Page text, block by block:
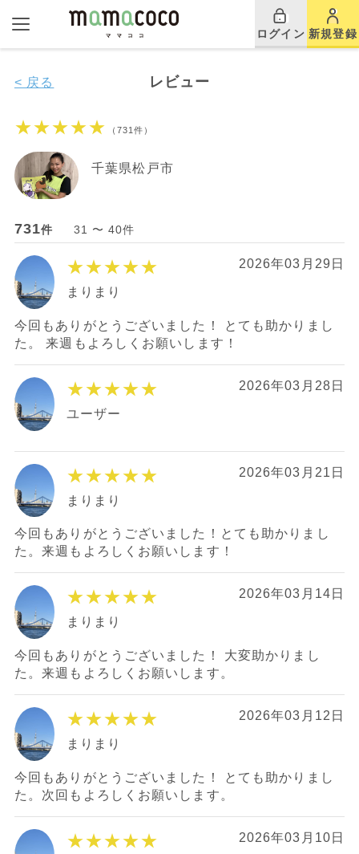
ログイン 新規登録
レビュー
< 戻る
★★★★★ （731件）
千葉県松戸市
731件 31 〜 40件
★★★★★ 2026年03月29日
まりまり
今回もありがとうございました！ とても助かりまし
た。 来週もよろしくお願いします！
★★★★★ 2026年03月28日
ユーザー
★★★★★ 2026年03月21日
まりまり
今回もありがとうございました！とても助かりまし
た。来週もよろしくお願いします！
★★★★★ 2026年03月14日
まりまり
今回もありがとうございました！ 大変助かりまし
た。来週もよろしくお願いします。
★★★★★ 2026年03月12日
まりまり
今回もありがとうございました！ とても助かりまし
た。次回もよろしくお願いします。
★★★★★ 2026年03月10日